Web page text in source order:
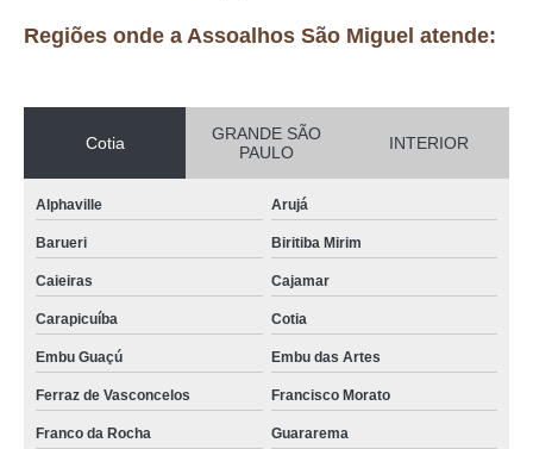
Regiões onde a Assoalhos São Miguel atende:
Cotia
GRANDE SÃO
PAULO
INTERIOR
Alphaville Arujá
Barueri Biritiba Mirim
Caieiras Cajamar
Carapicuíba Cotia
Embu Guaçú Embu das Artes
Ferraz de Vasconcelos Francisco Morato
Franco da Rocha Guararema